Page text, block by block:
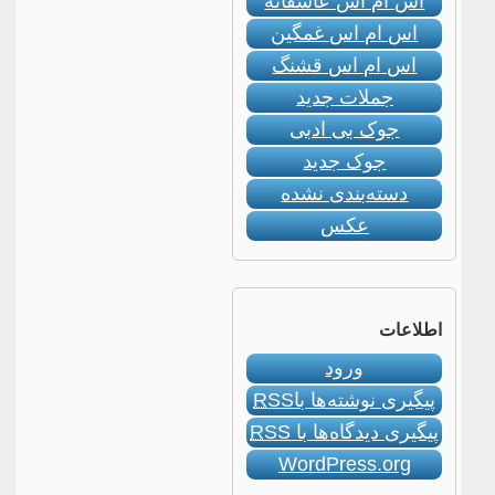
اس ام اس غمگین
اس ام اس قشنگ
جملات جدید
جوک بی ادبی
جوک جدید
دسته‌بندی نشده
عکس
اطلاعات
ورود
پیگیری نوشته‌ها باRSS
پیگیری دیدگاه‌ها باRSS
WordPress.org